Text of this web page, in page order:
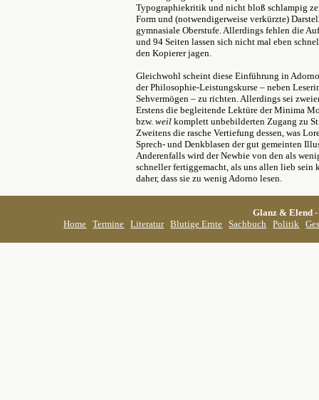
Typographiekritik und nicht bloß schlampig
Form und (notwendigerweise verkürzte)
gymnasiale Oberstufe. Allerdings fehlen die
und 94 Seiten lassen sich nicht mal eben
den Kopierer jagen.
Gleichwohl scheint diese Einführung in
der Philosophie-Leistungskurse – neben
Sehvermögen – zu richten. Allerdings sei
Erstens die begleitende Lektüre der Minima
bzw. weil komplett unbebilderten Zugang zu
Zweitens die rasche Vertiefung dessen, was
Sprech- und Denkblasen der gut gemeinten
Anderenfalls wird der Newbie von den als
schneller fertiggemacht, als uns allen lieb
daher, dass sie zu wenig Adorno lesen.
Glanz & Elend
Home
Termine Literatur Blutige Ernte Sachbuch Politik